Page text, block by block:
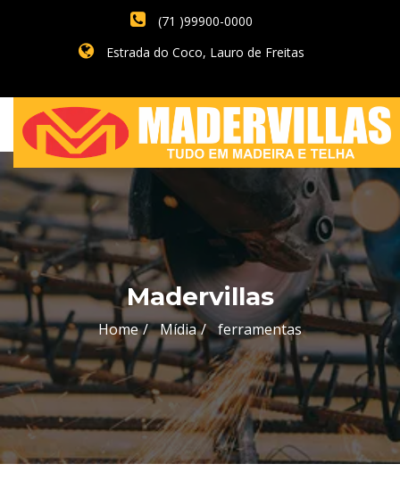
(71 )99900-0000
Estrada do Coco, Lauro de Freitas
Madervillas
Home Mídia ferramentas